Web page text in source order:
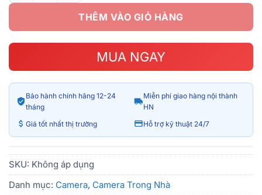
THÊM VÀO GIỎ HÀNG
MUA NGAY
Bảo hành chính hãng 12-24
tháng
Miễn phí giao hàng nội thành
HN
Giá tốt nhất thị trường
Hỗ trợ kỹ thuật 24/7
SKU: Không áp dụng
Danh mục: Camera, Camera Trong Nhà